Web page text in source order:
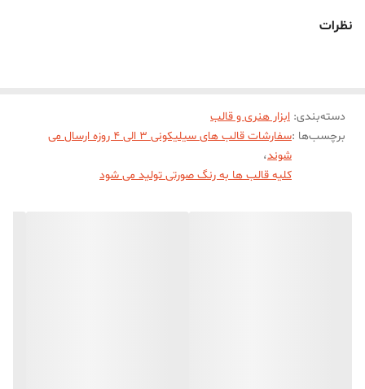
نظرات
دسته‌بندی: ابزار هنری و قالب
برچسب‌ها :
سفارشات قالب های سیلیکونی 3 الی 4 روزه ارسال می
شوند،
کلیه قالب ها به رنگ صورتی تولید می شود